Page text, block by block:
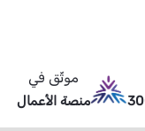
موثّق في
منصة الأعمال